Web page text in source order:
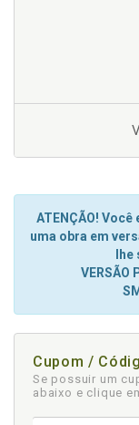
ATENÇÃO!
uma obra em
VERSÃO
Cupom /
Se possuir um
abaixo e clique